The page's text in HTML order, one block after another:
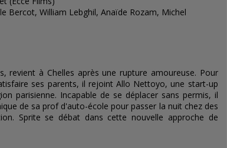
Bercot, William Lebghil, Anaïde Rozam, Michel
revient à Chelles après une rupture amoureuse. Pour
ses parents, il rejoint Allo Nettoyo, une start-up
parisienne. Incapable de se déplacer sans permis, il
de sa prof d'auto-école pour passer la nuit chez des
Sprite se débat dans cette nouvelle approche de